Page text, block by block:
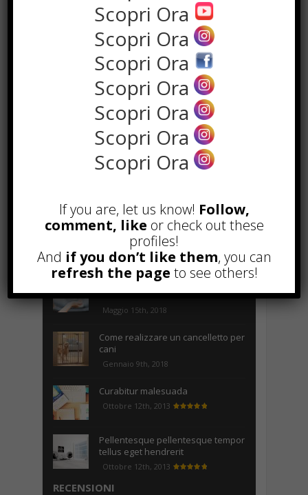
A&R nel Business Music: tutto
quello che c’è da sapere!
Agosto 27th, 2017
Noleggio a breve e lungo termine,
le differenze
Maggio 15th, 2018
Come realizzare un cancelletto per
cani
Gennaio 9th, 2018
Curabitur malesuada
Ottobre 12th, 2013
Pellentesque pellentesque tempor
tellus eget hendrerit
Ottobre 12th, 2013
RECENSIONI
Scopri Ora
Scopri Ora
Scopri Ora
Scopri Ora
Scopri Ora
Scopri Ora
Scopri Ora
If you are, let us know! Follow,
comment, like or check out these
profiles!
And if you don’t like them, you can
refresh the page to see others!